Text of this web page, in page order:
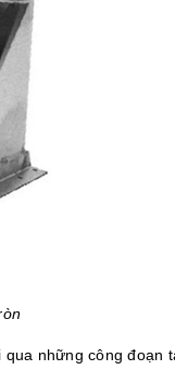
những công đoạn